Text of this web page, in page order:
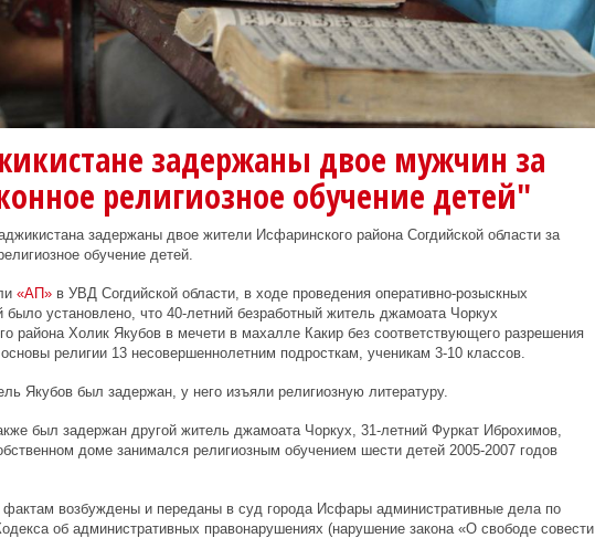
задержаны двое мужчин за
религиозное обучение детей"
задержаны двое жители Исфаринского района Согдийской области за
обучение детей.
«АП»в УВД Согдийской области, в ходе проведения оперативно-розыскных
было установлено, что 40-летний безработный житель джамоата Чоркух
района Холик Якубов в мечети в махалле Какир без соответствующего разрешения
религии 13 несовершеннолетним подросткам, ученикам 3-10 классов.
Якубов был задержан, у него изъяли религиозную литературу.
был задержан другой житель джамоата Чоркух, 31-летний Фуркат Иброхимов,
доме занимался религиозным обучением шести детей 2005-2007 годов
возбуждены и переданы в суд города Исфары административные дела по
об административных правонарушениях (нарушение закона «О свободе совести